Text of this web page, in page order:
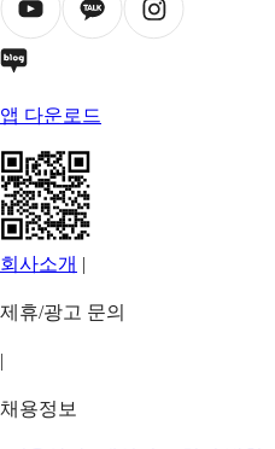
앱 다운로드
회사소개 |
제휴/광고 문의
|
채용정보